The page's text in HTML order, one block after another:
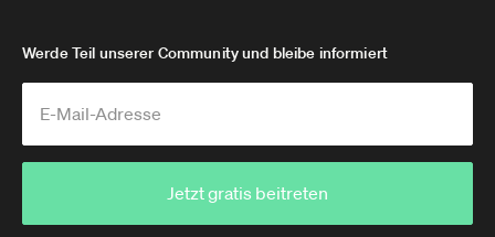
Werde Teil unserer Community und bleibe informiert
Jetzt gratis beitreten